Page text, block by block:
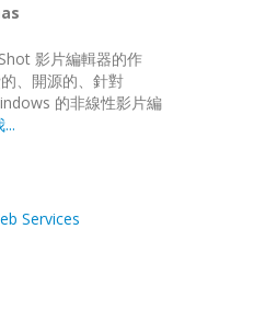
影片編輯器的作
、開源的、針對
的非線性影片編
Services